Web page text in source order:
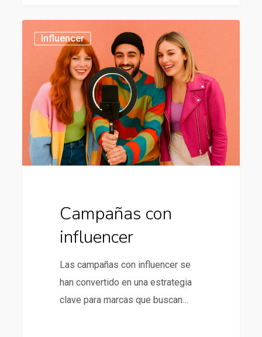
con
influencer
Influencer
Campañas con
influencer
Las campañas con influencer se
han convertido en una estrategia
clave para marcas que buscan…
434